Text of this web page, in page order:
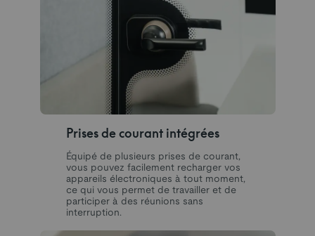
Prises de courant intégrées
Équipé de plusieurs prises de courant,
vous pouvez facilement recharger vos
appareils électroniques à tout moment,
ce qui vous permet de travailler et de
participer à des réunions sans
interruption.